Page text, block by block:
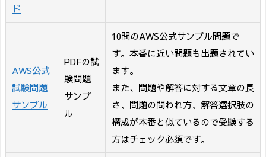
ド
AWS公式
試験問題
サンプル
PDFの試
験問題
サンプ
ル
10問のAWS公式サンプル問題で
す。本番に近い問題も出題されてい
ます。
また、問題や解答に対する文章の長
さ、問題の問われ方、解答選択肢の
構成が本番と似ているので受験する
方はチェック必須です。